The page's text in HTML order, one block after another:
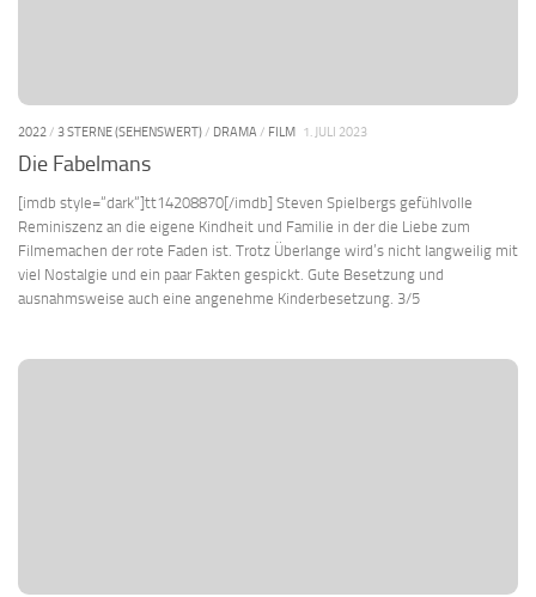
2022/ 3 STERNE (SEHENSWERT)/ DRAMA / FILM 1. JULI 2023
Die Fabelmans
[imdb style=“dark“]tt14208870[/imdb] Steven Spielbergs gefühlvolle
Reminiszenz an die eigene Kindheit und Familie in der die Liebe zum
Filmemachen der rote Faden ist. Trotz Überlange wird’s nicht langweilig mit
viel Nostalgie und ein paar Fakten gespickt. Gute Besetzung und
ausnahmsweise auch eine angenehme Kinderbesetzung. 3/5